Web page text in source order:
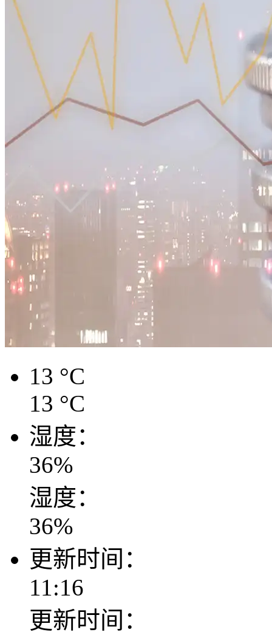
13 °C
13 °C
湿度：
36%
湿度：
36%
更新时间：
11:16
更新时间：